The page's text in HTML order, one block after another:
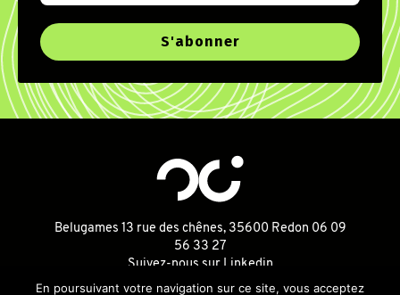
Belugames 13 rue des chênes, 35600 Redon 06 09
56 33 27
Suivez-nous sur Linkedin
En poursuivant votre navigation sur ce site, vous acceptez